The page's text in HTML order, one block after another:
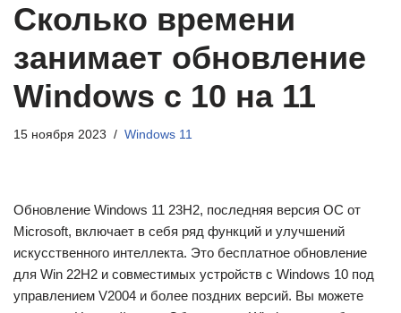
Сколько времени
занимает обновление
Windows с 10 на 11
15 ноября 2023 Windows 11
Обновление Windows 11 23H2, последняя версия ОС от
Microsoft, включает в себя ряд функций и улучшений
искусственного интеллекта. Это бесплатное обновление
для Win 22H2 и совместимых устройств с Windows 10 под
управлением V2004 и более поздних версий. Вы можете